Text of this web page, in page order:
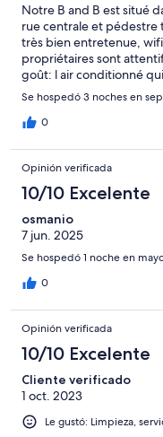
Notre B and B est situé
rue centrale et pédestre
très bien entretenue,
propriétaires sont
goût: l air conditionné
laisser les fenêtres
autoroutier la nuit et les
Se hospedó 3 noches en
0
Opinión verificada
10/10 Excelente
osmanio
7 jun. 2025
Se hospedó 1 noche en
0
Opinión verificada
10/10 Excelente
Cliente verificado
1 oct. 2023
Le gustó: Limpieza,